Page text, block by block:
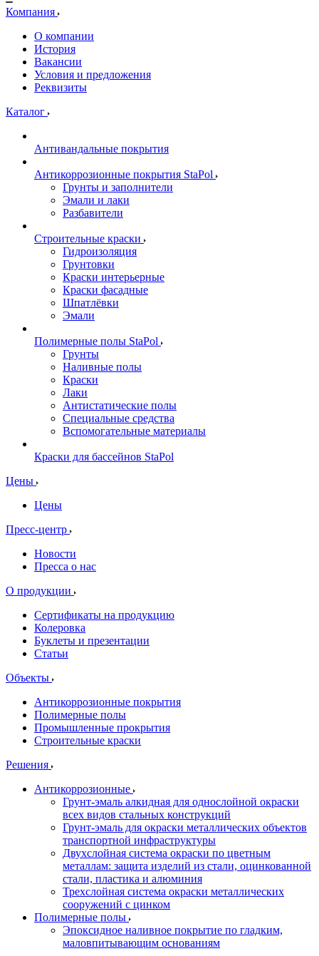
Компания
О компании
История
Вакансии
Условия и предложения
Реквизиты
Каталог
Антивандальные покрытия
Антикоррозионные покрытия StaPol
Грунты и заполнители
Эмали и лаки
Разбавители
Строительные краски
Гидроизоляция
Грунтовки
Краски интерьерные
Краски фасадные
Шпатлёвки
Эмали
Полимерные полы StaPol
Грунты
Наливные полы
Краски
Лаки
Антистатические полы
Специальные средства
Вспомогательные материалы
Краски для бассейнов StaPol
Цены
Цены
Пресс-центр
Новости
Пресса о нас
О продукции
Сертификаты на продукцию
Колеровка
Буклеты и презентации
Статьи
Объекты
Антикоррозионные покрытия
Полимерные полы
Промышленные прокрытия
Строительные краски
Решения
Антикоррозионные
Грунт-эмаль алкидная для однослойной окраски
всех видов стальных конструкций
Грунт-эмаль для окраски металлических объектов
транспортной инфраструктуры
Двухслойная система окраски по цветным
металлам: защита изделий из стали, оцинкованной
стали, пластика и алюминия
Трехслойная система окраски металлических
сооружений с цинком
Полимерные полы
Эпоксидное наливное покрытие по гладким,
маловпитывающим основаниям